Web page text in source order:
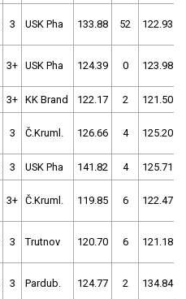
3 USK Pha 133.88 52 122.93
3+ USK Pha 124.39 0 123.98
3+ KK Brand 122.17 2 121.50
3 Č.Kruml. 126.66 4 125.20
3 USK Pha 141.82 4 125.71
3+ Č.Kruml. 119.85 6 122.47
3 Trutnov 120.70 6 121.18
3 Pardub. 124.77 2 134.84